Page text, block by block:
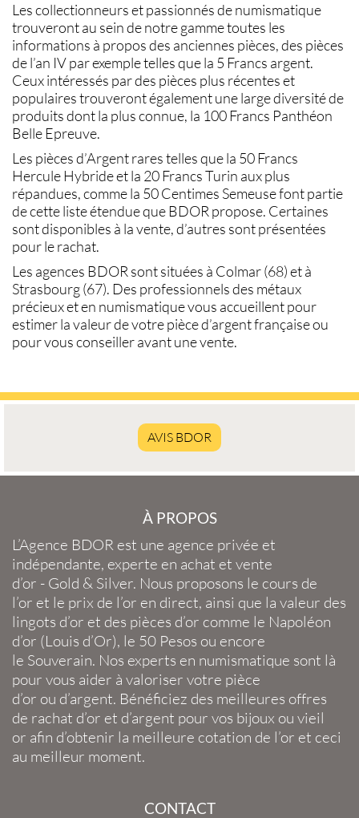
Les collectionneurs et passionnés denumismatique
trouveront au sein de notre gamme toutes les
informations à propos des anciennes pièces, des pièces
de l’an IVpar exemple telles que la 5 Francs argent.
Ceux intéressés par des pièces plus récentes et
populaires trouveront également une large diversité de
produits dont la plus connue, la 100 Francs Panthéon
Belle Epreuve.
Les pièces d’Argent rarestelles que la 50 Francs
Hercule Hybrideet la 20 Francs Turin aux plus
répandues, comme la 50 Centimes Semeusefont partie
de cette liste étendue que BDOR propose. Certaines
sont disponibles à lavente, d’autres sont présentées
pour lerachat.
Les agences BDOR sont situées à Colmar (68)et à
Strasbourg (67). Des professionnels des métaux
précieux et en numismatique vous accueillent pour
estimer lavaleur de votre pièce d’argent françaiseou
pour vous conseiller avant unevente.
AVIS BDOR
À PROPOS
L’Agence BDOR est une agence privée et
indépendante, experte en achat et vente
d’or - Gold & Silver. Nous proposons le cours de
l’or et le prix de l’or en direct, ainsi que la valeur des
lingots d’or et des pièces d’or comme le Napoléon
d’or (Louis d’Or), le 50 Pesos ou encore
le Souverain. Nos experts en numismatique sont là
pour vous aider à valoriser votre pièce
d’or ou d’argent. Bénéficiez des meilleures offres
de rachat d’or et d’argent pour vos bijoux ou vieil
or afin d’obtenir la meilleure cotation de l’or et ceci
au meilleur moment.
CONTACT